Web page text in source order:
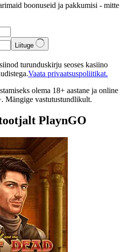
boonuseid ja pakkumisi - mitte
Liituge
turunduskirju seoses kasiino
Vaata privaatsuspoliitikat.
olema 18+ aastane ja online
Mängige vastutustundlikult.
PlaynGO